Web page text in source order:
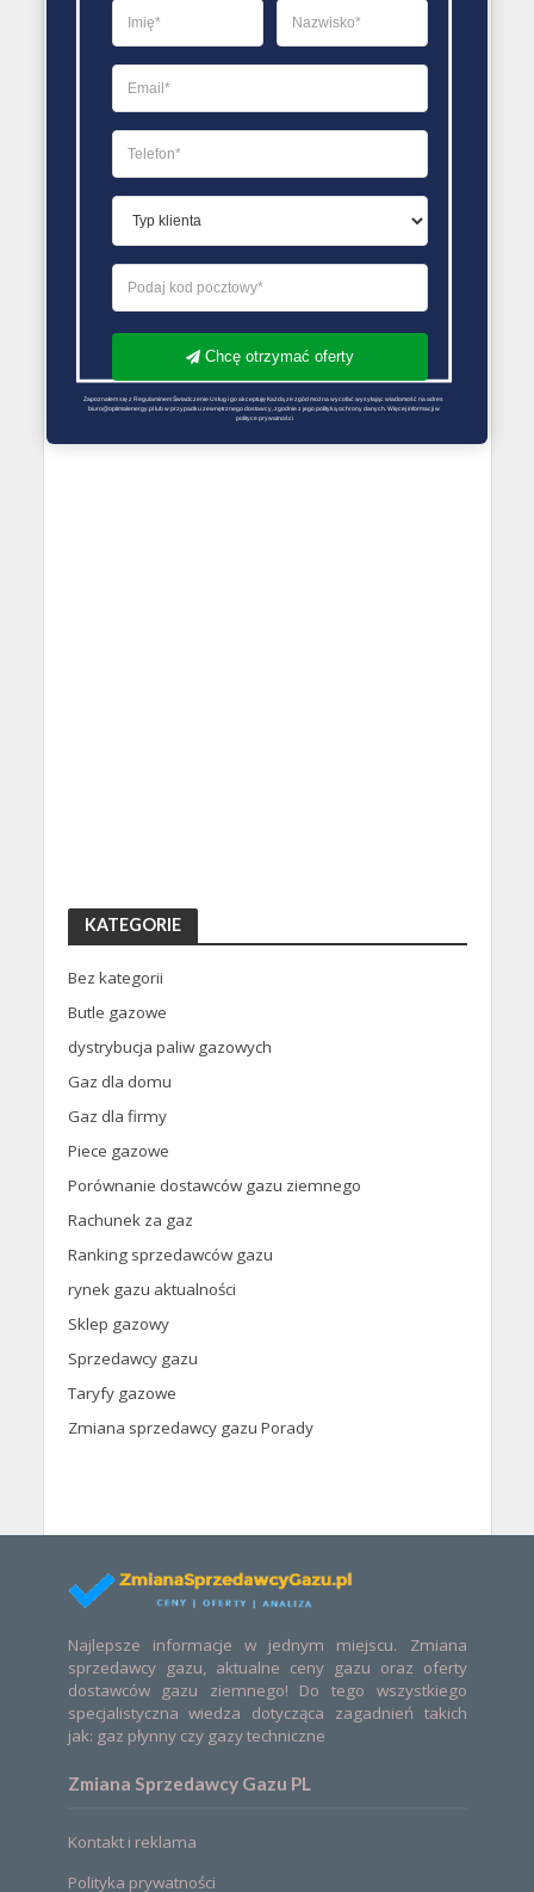
systemu telemetrycznego, stan jego napełnienia
można natomiast skontrolować zdalnie..
PORÓWNYWARKA OFERT GAZU
KATEGORIE
Bez kategorii
Butle gazowe
dystrybucja paliw gazowych
Gaz dla domu
Gaz dla firmy
Piece gazowe
Porównanie dostawców gazu ziemnego
Rachunek za gaz
Ranking sprzedawców gazu
rynek gazu aktualności
Sklep gazowy
Sprzedawcy gazu
Taryfy gazowe
Zmiana sprzedawcy gazu Porady
Najlepsze informacje w jednym miejscu. Zmiana
sprzedawcy gazu, aktualne ceny gazu oraz oferty
dostawców gazu ziemnego! Do tego wszystkiego
specjalistyczna wiedza dotycząca zagadnień takich
jak: gaz płynny czy gazy techniczne
Zmiana Sprzedawcy Gazu PL
Kontakt i reklama
Polityka prywatności
Chcę otrzymać oferty
Zapoznałem się z Regulaminem Świadczenie Usług i go akceptuję Każdą ze zgód można wycofać wysyłając wiadomość na adres
biuro@optimalenergy.pl lub w przypadku zewnętrznego dostawcy, zgodnie z jego polityką ochrony danych. Więcej informacji w
polityce prywatności